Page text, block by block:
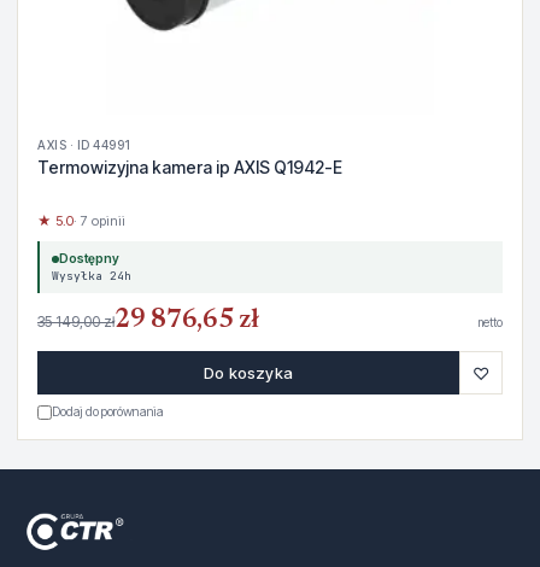
AXIS · ID 44991
Termowizyjna kamera ip AXIS Q1942-E
★ 5.0· 7 opinii
Dostępny
Wysyłka 24h
35 149,00 zł29 876,65 zł netto
Do koszyka ♡
Dodaj do porównania